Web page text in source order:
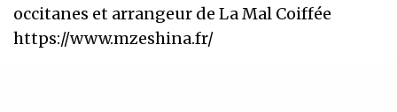
occitanes et arrangeur de La Mal Coiffée
https://www.mzeshina.fr/